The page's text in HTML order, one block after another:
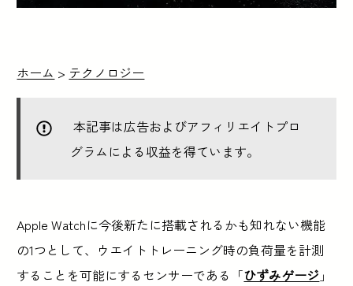
ホーム > テクノロジー
本記事は広告およびアフィリエイトプロ
グラムによる収益を得ています。
Apple Watchに今後新たに搭載されるかも知れない機能
の1つとして、ウエイトトレーニング時の負荷量を計測
することを可能にするセンサーである「ひずみゲージ 」